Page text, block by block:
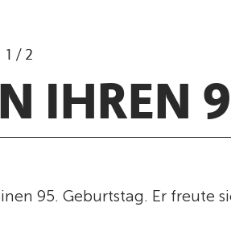
1 / 2
IHREN
95. Geburtstag. Er freute